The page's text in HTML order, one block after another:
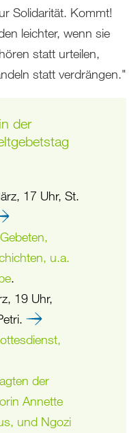
Solidarität. Kommt!
leichter, wenn sie
statt urteilen,
statt verdrängen."
der
17 Uhr, St.
u.a.
.
19 Uhr,
der
Annette
und Ngozi